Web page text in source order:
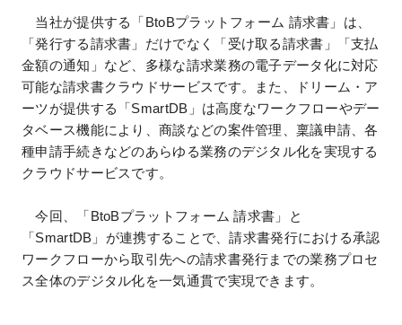
当社が提供する「BtoBプラットフォーム 請求書」は、
「発行する請求書」だけでなく「受け取る請求書」「支払
金額の通知」など、多様な請求業務の電子データ化に対応
可能な請求書クラウドサービスです。また、ドリーム・ア
ーツが提供する「SmartDB」は高度なワークフローやデー
タベース機能により、商談などの案件管理、稟議申請、各
種申請手続きなどのあらゆる業務のデジタル化を実現する
クラウドサービスです。
今回、「BtoBプラットフォーム 請求書」と
「SmartDB」が連携することで、請求書発行における承認
ワークフローから取引先への請求書発行までの業務プロセ
ス全体のデジタル化を一気通貫で実現できます。